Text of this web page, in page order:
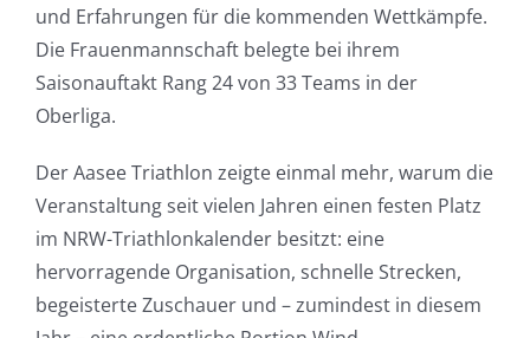
und Erfahrungen für die kommenden Wettkämpfe.
Die Frauenmannschaft belegte bei ihrem
Saisonauftakt Rang 24 von 33 Teams in der
Oberliga.
Der Aasee Triathlon zeigte einmal mehr, warum die
Veranstaltung seit vielen Jahren einen festen Platz
im NRW-Triathlonkalender besitzt: eine
hervorragende Organisation, schnelle Strecken,
begeisterte Zuschauer und – zumindest in diesem